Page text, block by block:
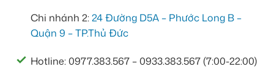
Chi nhánh 2:24 Đường D5A – Phước Long B –
Quận 9 – TP.Thủ Đức
Hotline: 0977.383.567 – 0933.383.567 (7:00-22:00)